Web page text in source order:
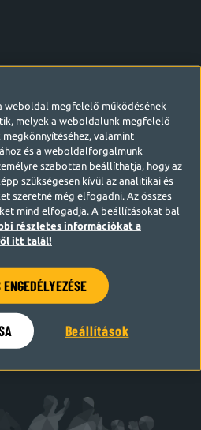
visszatérünk
weboldal megfelelő működésének
melyek a weboldalunk megfelelő
megkönnyítéséhez, valamint
és a weboldalforgalmunk
szabottan beállíthatja, hogy az
szükségesen kívül az analitikai és
szeretné még elfogadni. Az összes
mind elfogadja. A beállításokat bal
részletes információkat a
itt talál!
ENGEDÉLYEZÉSE
Beállítások